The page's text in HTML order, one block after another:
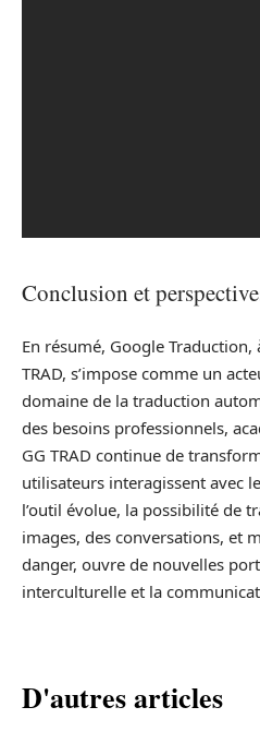
Conclusion et
En résumé, Google
TRAD, s’impose comme un
domaine de la traduction
des besoins professionnels,
GG TRAD continue de
utilisateurs interagissent avec
l’outil évolue, la possibilité de
images, des conversations, et
danger, ouvre de nouvelles
interculturelle et la
D'autres articles